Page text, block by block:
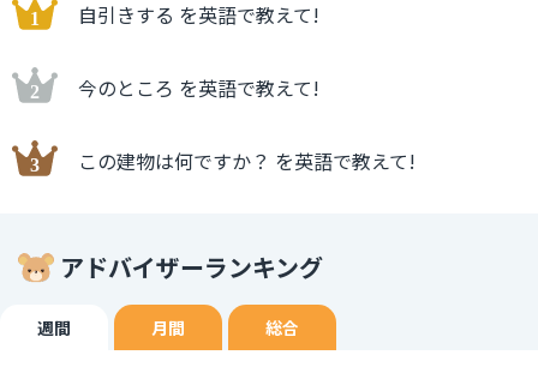
自引きする を英語で教えて!
今のところ を英語で教えて!
この建物は何ですか？ を英語で教えて!
アドバイザーランキング
週間 月間 総合